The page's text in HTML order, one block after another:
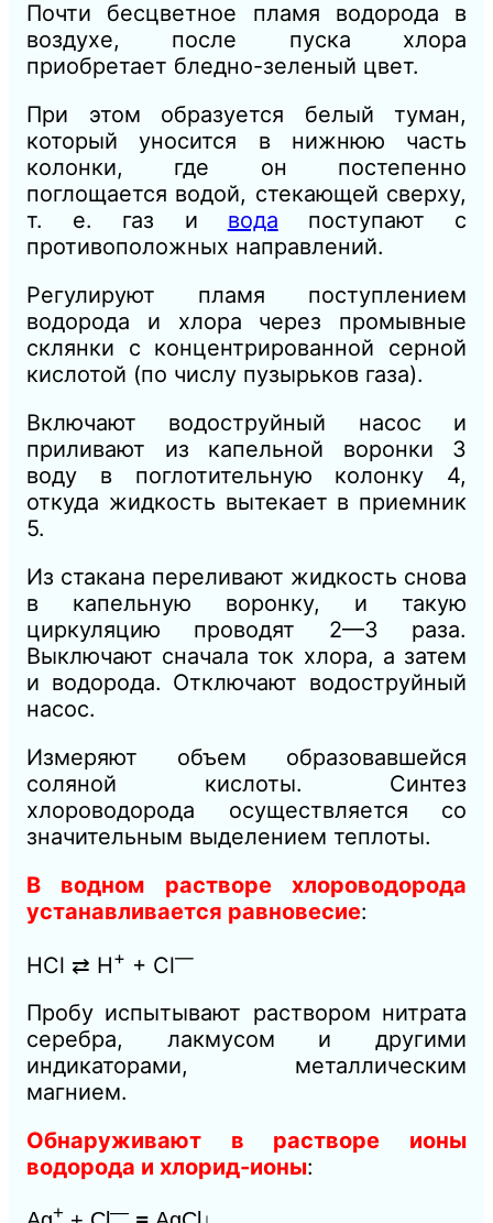
Почти бесцветное пламя водорода в
воздухе, после пуска хлора
приобретает бледно-зеленый цвет.
При этом образуется белый туман,
который уносится в нижнюю часть
колонки, где он постепенно
поглощается водой, стекающей сверху,
т. е. газ и вода поступают с
противоположных направлений.
Регулируют пламя поступлением
водорода и хлора через промывные
склянки с концентрированной серной
кислотой (по числу пузырьков газа).
Включают водоструйный насос и
приливают из капельной воронки 3
воду в поглотительную колонку 4,
откуда жидкость вытекает в приемник
5.
Из стакана переливают жидкость снова
в капельную воронку, и такую
циркуляцию проводят 2—3 раза.
Выключают сначала ток хлора, а затем
и водорода. Отключают водоструйный
насос.
Измеряют объем образовавшейся
соляной кислоты. Синтез
хлороводорода осуществляется со
значительным выделением теплоты.
В водном растворе хлороводорода
устанавливается равновесие:
НСl ⇄ Н+ + Сl—
Пробу испытывают раствором нитрата
серебра, лакмусом и другими
индикаторами, металлическим
магнием.
Обнаруживают в
растворе ионы
водорода и хлорид-ионы:
+ —